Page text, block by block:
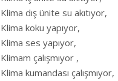
Klima dış ünite su akıtıyor,
Klima koku yapıyor,
Klima ses yapıyor,
Klimam çalışmıyor ,
Klima kumandası çalışmıyor,